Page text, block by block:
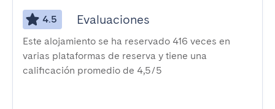
4.5 Evaluaciones
Este alojamiento se ha reservado 416 veces en
varias plataformas de reserva y tiene una
calificación promedio de 4,5/5